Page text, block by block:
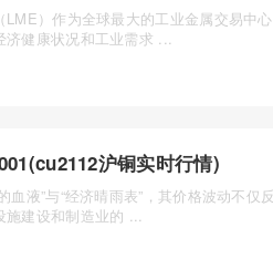
LME）作为全球最大的工业金属交易中
健康状况和工业需求 ...
沪铜实时行情)
血液”与“经济晴雨表”，其价格波动不
建设和制造业的 ...